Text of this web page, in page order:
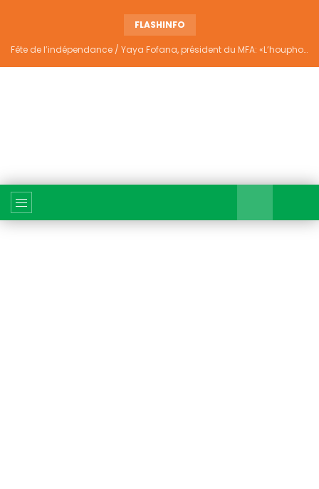
FLASHINFO
Fête de l’indépendance / Yaya Fofana, président du MFA: «L’houphouëtisme véritable ne divise pas»